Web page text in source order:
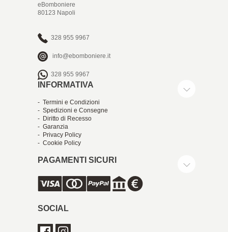
eBomboniere
80123 Napoli
328 955 9967
info@ebomboniere.it
328 955 9967
INFORMATIVA
- Termini e Condizioni
- Spedizioni e Consegne
- Diritto di Recesso
- Garanzia
- Privacy Policy
- Cookie Policy
PAGAMENTI SICURI
SOCIAL